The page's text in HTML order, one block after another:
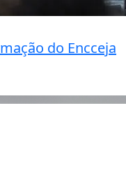
do Encceja